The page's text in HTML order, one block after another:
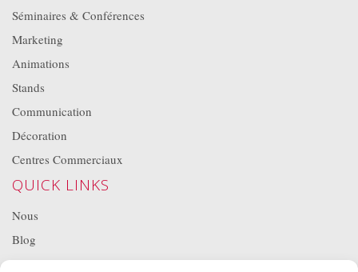
Séminaires & Conférences
Marketing
Animations
Stands
Communication
Décoration
Centres Commerciaux
QUICK LINKS
Nous
Blog
Projets